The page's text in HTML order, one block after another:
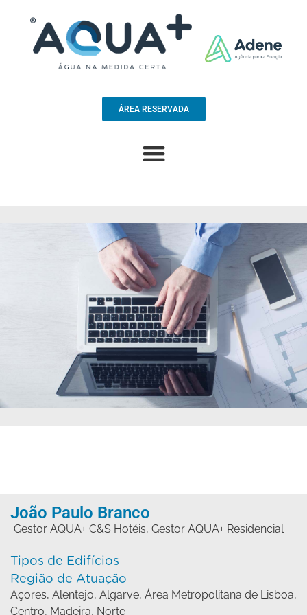
ÁREA RESERVADA
João Paulo Branco
Gestor AQUA+ C&S Hotéis, Gestor AQUA+ Residencial
Tipos de Edifícios
Região de Atuação
Açores, Alentejo, Algarve, Área Metropolitana de Lisboa,
Centro, Madeira, Norte